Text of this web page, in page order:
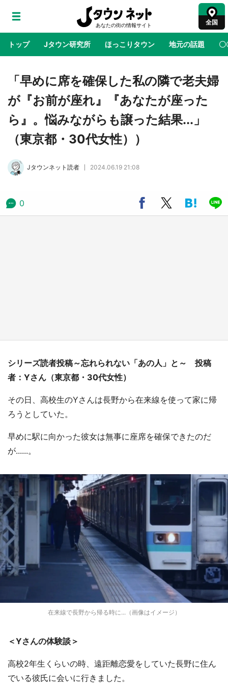
全国
トップ Jタウン研究所 ほっこりタウン 地元の話題 〇
地域×二次元 絶景 あの時はありがとう 物語がはじ
『薬屋のひとりごと』の〝舞〟の世界に入り込
む 六本木ヒルズ展望台でコラボ、本邦初公開
の「猫猫像」も【8／1～10／26】
メ『ハイキュー！！』×老舗「鐘崎」コラボで
『小林さんちのメイドラゴン』と舞台のモデ
ル・越谷がコラボ 田んぼアートの見頃にあわ
「早めに席を確保した私の隣で老夫婦
が『お前が座れ』『あなたが座った
ら』。悩みながらも譲った結果...」
（東京都・30代女性））
Jタウンネット読者 2024.06.19 21:08
0
シリーズ読者投稿～忘れられない「あの人」と～ 投稿
者：Yさん（東京都・30代女性）
その日、高校生のYさんは長野から在来線を使って家に帰
ろうとしていた。
早めに駅に向かった彼女は無事に座席を確保できたのだ
が......。
在来線で長野から帰る時に...（画像はイメージ）
＜Yさんの体験談＞
高校2年生くらいの時、遠距離恋愛をしていた長野に住ん
でいる彼氏に会いに行きました。